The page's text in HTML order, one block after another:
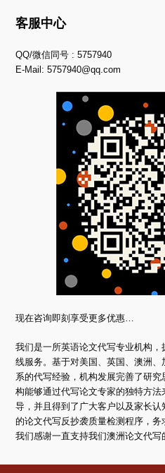
客服中心
QQ/微信同号 : 5757940
E-Mail:5757940@qq.com
现在咨询即刻享受更多优惠…
我们是一所英语论文代写专业机构
线服务。基于对美国、英国、澳洲
系的代写经验，机构发展完善了研
构能够通过代写论文专家的独特方
导，并且得到了广大客户以及家长
的论文代写反抄袭质量检测程序，务
我们感谢一直支持我们澳洲论文代写